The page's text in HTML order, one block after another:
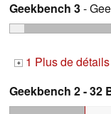
Geekbench 3-
+ 1 Plus de détails
Geekbench 2 - 32